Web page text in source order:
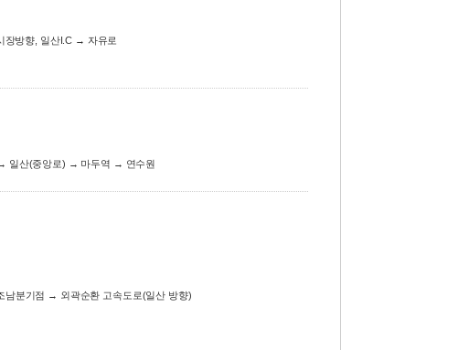
방향, 일산I.C → 자유로
일산(중앙로) → 마두역 → 연수원
분기점 → 외곽순환 고속도로(일산 방향)